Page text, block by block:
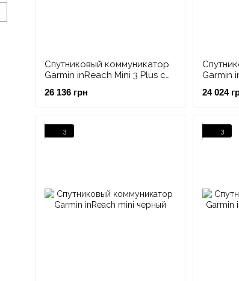
Спутниковый коммуникатор
Garmin inReach Mini 3 Plus с
голосовых сообщений
26 136 грн
Garmin
24 024
3 3